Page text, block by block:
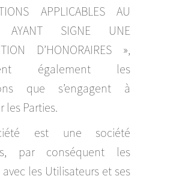
APPLICABLES AU
AYANT SIGNE UNE
D’HONORAIRES »,
également les
que s’engagent à
les Parties.
est une société
par conséquent les
les Utilisateurs et ses